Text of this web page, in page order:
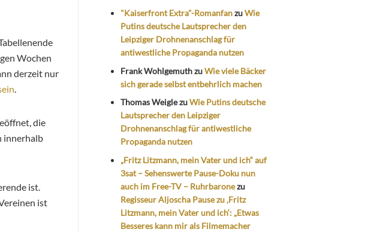
Wochen
derzeit nur
die
innerhalb
ist.
ist
"Kaiserfront Extra"-RomanfanzuWie
Putins deutsche Lautsprecher den
Leipziger Drohnenanschlag für
antiwestliche Propaganda nutzen
Frank WohlgemuthzuWie viele Bäcker
sich gerade selbst entbehrlich machen
Thomas WeiglezuWie Putins deutsche
Lautsprecher den Leipziger
Drohnenanschlag für antiwestliche
Propaganda nutzen
„Fritz Litzmann, mein Vater und ich“ auf
3sat – Sehenswerte Pause-Doku nun
auch im Free-TV – Ruhrbaronezu
Regisseur Aljoscha Pause zu ‚Fritz
Litzmann, mein Vater und ich‘: „Etwas
Besseres kann mir als Filmemacher